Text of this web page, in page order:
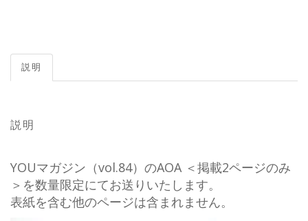
説明
説明
YOUマガジン（vol.84）のAOA ＜掲載2ページのみ
＞を数量限定にてお送りいたします。
表紙を含む他のページは含まれません。